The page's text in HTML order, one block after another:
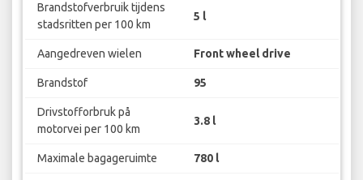
Brandstofverbruik tijdens
stadsritten per 100 km
5 l
Aangedreven wielen Front wheel drive
Brandstof 95
Drivstofforbruk på
motorvei per 100 km
3.8 l
Maximale bagageruimte 780 l